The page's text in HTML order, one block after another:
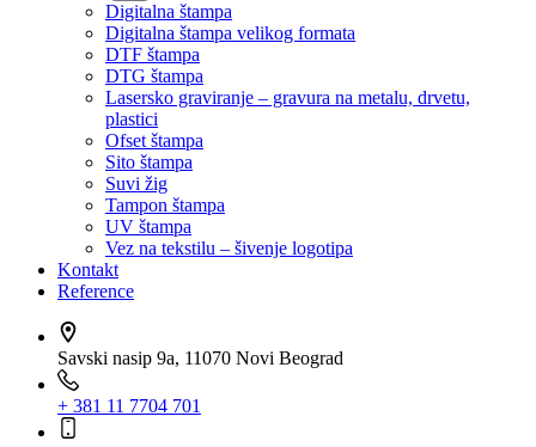
Digitalna štampa
Digitalna štampa velikog formata
DTF štampa
DTG štampa
Lasersko graviranje – gravura na metalu, drvetu,
plastici
Ofset štampa
Sito štampa
Suvi žig
Tampon štampa
UV štampa
Vez na tekstilu – šivenje logotipa
Kontakt
Reference
Savski nasip 9a, 11070 Novi Beograd
+ 381 11 7704 701